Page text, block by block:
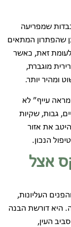
שמפריעה
שהפתרון המתאים
לעומת זאת, כאשר
מוגברת,
ומהיר יותר.
עייף” לא
גבות, שקיות
את אזור
הנכון.
אצל
העליונות,
היא דורשת הבנה
העין,